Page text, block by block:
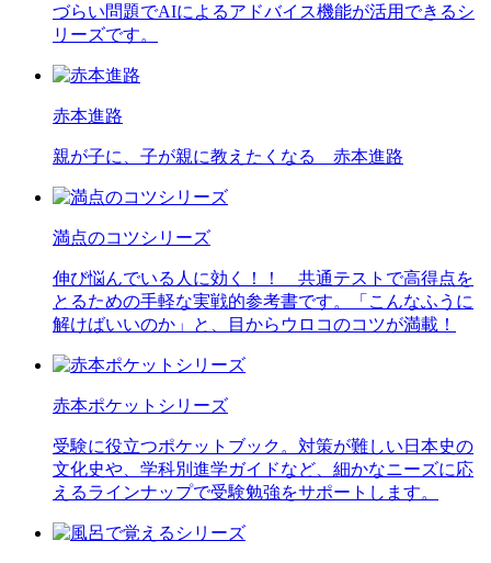
づらい問題でAIによるアドバイス機能が活用できるシ
リーズです。
赤本進路
親が子に、子が親に教えたくなる 赤本進路
満点のコツシリーズ
伸び悩んでいる人に効く！！ 共通テストで高得点を
とるための手軽な実戦的参考書です。「こんなふうに
解けばいいのか」と、目からウロコのコツが満載！
赤本ポケットシリーズ
受験に役立つポケットブック。対策が難しい日本史の
文化史や、学科別進学ガイドなど、細かなニーズに応
えるラインナップで受験勉強をサポートします。